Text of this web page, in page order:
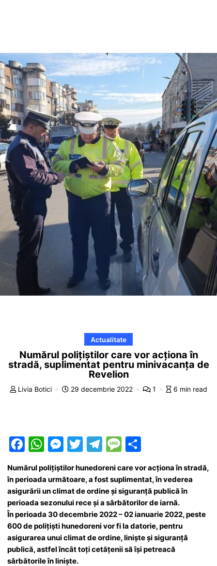
Actualitate
Numărul polițiștilor care vor acționa în
stradă, suplimentat pentru minivacanța de
Revelion
Livia Botici 29 decembrie 2022 1 6 min read
F
c
e
b
o
o
k
W
h
at
s
A
p
p
M
e
s
s
e
n
g
er
T
itt
er
T
el
e
gr
a
m
M
s
s
a
g
e
ta
je
a
z
ă
Numărul poliţiştilor hunedoreni care vor acţiona în stradă,
în perioada următoare, a fost suplimentat, în vederea
asigurării un climat de ordine şi siguranţă publică în
perioada sezonului rece şi a sărbătorilor de iarnă.
În perioada 30 decembrie 2022 – 02 ianuarie 2022, peste
600 de poliţişti hunedoreni vor fi la datorie, pentru
asigurarea unui climat de ordine, linişte şi siguranţă
publică, astfel încât toţi cetăţenii să îşi petreacă
sărbătorile în linişte.